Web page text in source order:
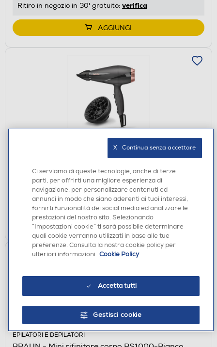
Ritiro in negozio in 30' gratuito: verifica
AGGIUNGI
BABYLISS - 6709DE-Nero/Bronzo
€ 29,90
Acquisto online: disponibile
Ritiro in negozio in 30' gratuito:verifica
AGGIUNGI
EPILATORI E DEPILATORI
Ci serviamo di queste tecnologie, anche di terze
parti, per offrirti una migliore esperienza di
navigazione, per personalizzare contenuti ed
annunci in modo che siano aderenti ai tuoi interessi,
fornirti funzionalità dei social media ed analizzare le
prestazioni del nostro sito. Selezionando
“Impostazioni cookie” ti sarà possibile determinare
quali cookie verranno utilizzati in base alle tue
preferenze. Consulta la nostra cookie policy per
ulteriori informazioni. Cookie Policy
Accetta tutti
Gestisci cookie
X   Continua senza accettare